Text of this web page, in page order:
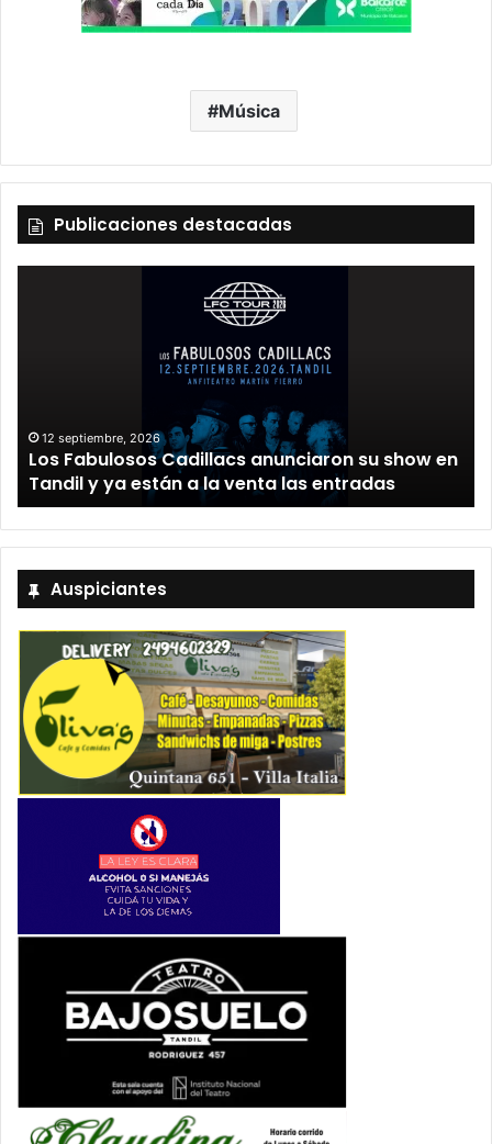
Música
Publicaciones destacadas
12 septiembre, 2026
Los Fabulosos Cadillacs anunciaron su show en
Tandil y ya están a la venta las entradas
Auspiciantes